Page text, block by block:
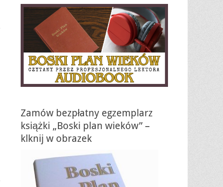
Zamów bezpłatny egzemplarz
książki „Boski plan wieków” –
klknij w obrazek